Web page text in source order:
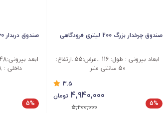
صندوق چرخدار بزرگ 200 لیتری فرودگاهی
ابعاد بیرونی : طول: 116 ..عرض:55..ارتفاع:
50 سانتی متر
3.5
5%
4,940,000 تومان
5,200,000
صندوق دربدار 160 لیتری
داخلی : 48*46*78 سانتی متر
5%